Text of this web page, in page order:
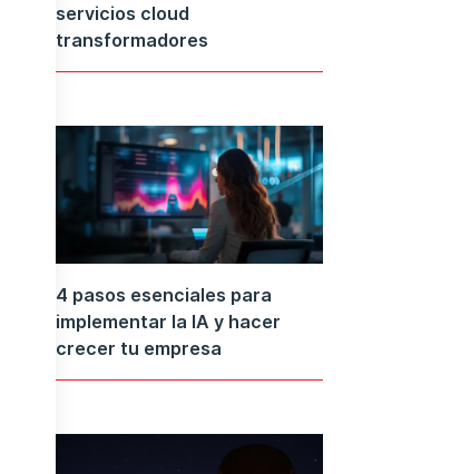
servicios cloud
transformadores
4 pasos esenciales para
implementar la IA y hacer
crecer tu empresa